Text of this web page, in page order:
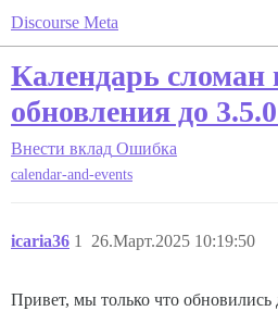
Discourse Meta
Календарь сломан
обновления до
Внести вклад Ошибка
calendar-and-events
icaria36 26.Март.2025 10:19:50
1
Привет, мы только что обновились